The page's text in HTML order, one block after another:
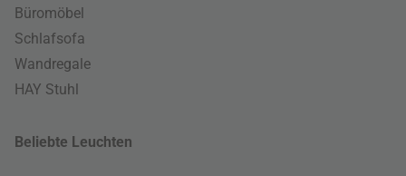
Büromöbel
Schlafsofa
Wandregale
HAY Stuhl
Beliebte Leuchten